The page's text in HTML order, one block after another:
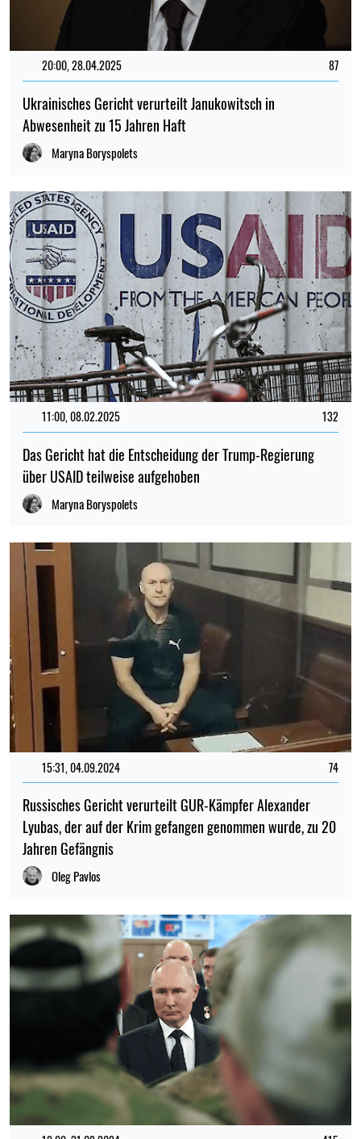
20:00, 28.04.2025 87
Ukrainisches Gericht verurteilt Janukowitsch in
Abwesenheit zu 15 Jahren Haft
Maryna Boryspolets
11:00, 08.02.2025 132
Das Gericht hat die Entscheidung der Trump-Regierung
über USAID teilweise aufgehoben
Maryna Boryspolets
15:31, 04.09.2024 74
Russisches Gericht verurteilt GUR-Kämpfer Alexander
Lyubas, der auf der Krim gefangen genommen wurde, zu 20
Jahren Gefängnis
Oleg Pavlos